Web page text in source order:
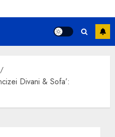
Divani & Sofa’: